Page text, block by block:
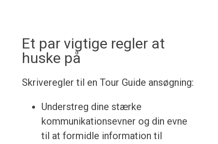
Et par vigtige regler at
huske på
Skriveregler til en Tour Guide ansøgning:
Understreg dine stærke
kommunikationsevner og din evne
til at formidle information til